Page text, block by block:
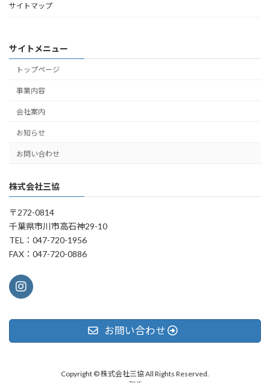
サイトマップ
サイトメニュー
トップページ
事業内容
会社案内
お知らせ
お問い合わせ
株式会社三協
〒272-0814
千葉県市川市高石神29-10
TEL：047-720-1956
FAX：047-720-0886
お問い合わせ
Copyright © 株式会社三協 All Rights Reserved.